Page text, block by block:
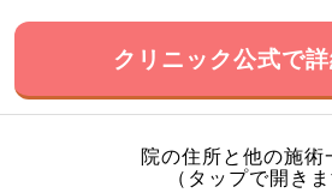
クリニック公式で
院の住所と他の施
（タップで開きま